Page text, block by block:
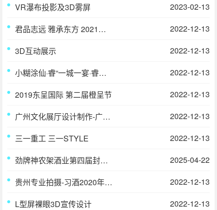
VR瀑布投影及3D雾屏
2023-02-13
君品志远 雅承东方 2021贵州习酒君品雅宴
2022-12-13
3D互动展示
2022-12-13
小糊涂仙·睿“一城一宴·睿鉴姑苏”2021东方睿宴苏州站
2022-12-13
2019东呈国际 第二届橙呈节
2022-12-13
广州文化展厅设计制作-广州海事局-海宴文化展厅
2022-12-13
三一重工 三一STYLE
2022-12-13
劲牌神农架酒业第四届封藏文化节活动回顾
2025-04-22
贵州专业拍摄-习酒2020年 君品荟-高端品鉴会开场片
2022-12-13
L型屏裸眼3D宣传设计
2022-12-13